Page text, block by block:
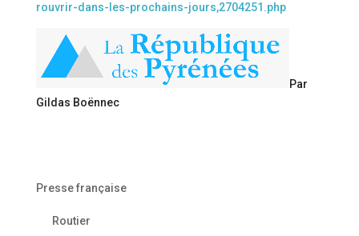
rouvrir-dans-les-prochains-jours,2704251.php
Par
Gildas Boënnec
Presse française
Routier